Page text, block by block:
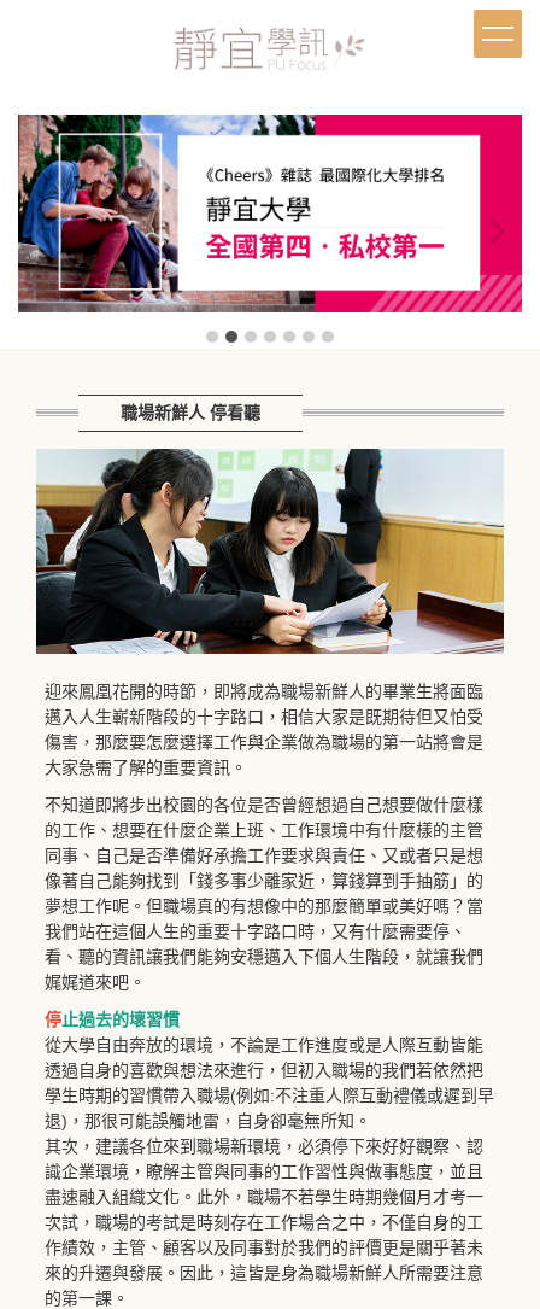
內
容
區
職場新鮮人 停看聽
迎來鳳凰花開的時節，即將成為職場新鮮人的畢業生將面臨
邁入人生嶄新階段的十字路口，相信大家是既期待但又怕受
傷害，那麼要怎麼選擇工作與企業做為職場的第一站將會是
大家急需了解的重要資訊。
不知道即將步出校園的各位是否曾經想過自己想要做什麼樣
的工作、想要在什麼企業上班、工作環境中有什麼樣的主管
同事、自己是否準備好承擔工作要求與責任、又或者只是想
像著自己能夠找到「錢多事少離家近，算錢算到手抽筋」的
夢想工作呢。但職場真的有想像中的那麼簡單或美好嗎？當
我們站在這個人生的重要十字路口時，又有什麼需要停、
看、聽的資訊讓我們能夠安穩邁入下個人生階段，就讓我們
娓娓道來吧。
停止過去的壞習慣
從大學自由奔放的環境，不論是工作進度或是人際互動皆能
透過自身的喜歡與想法來進行，但初入職場的我們若依然把
學生時期的習慣帶入職場(例如:不注重人際互動禮儀或遲到早
退)，那很可能誤觸地雷，自身卻毫無所知。
其次，建議各位來到職場新環境，必須停下來好好觀察、認
識企業環境，瞭解主管與同事的工作習性與做事態度，並且
盡速融入組織文化。此外，職場不若學生時期幾個月才考一
次試，職場的考試是時刻存在工作場合之中，不僅自身的工
作績效，主管、顧客以及同事對於我們的評價更是關乎著未
來的升遷與發展。因此，這皆是身為職場新鮮人所需要注意
的第一課。